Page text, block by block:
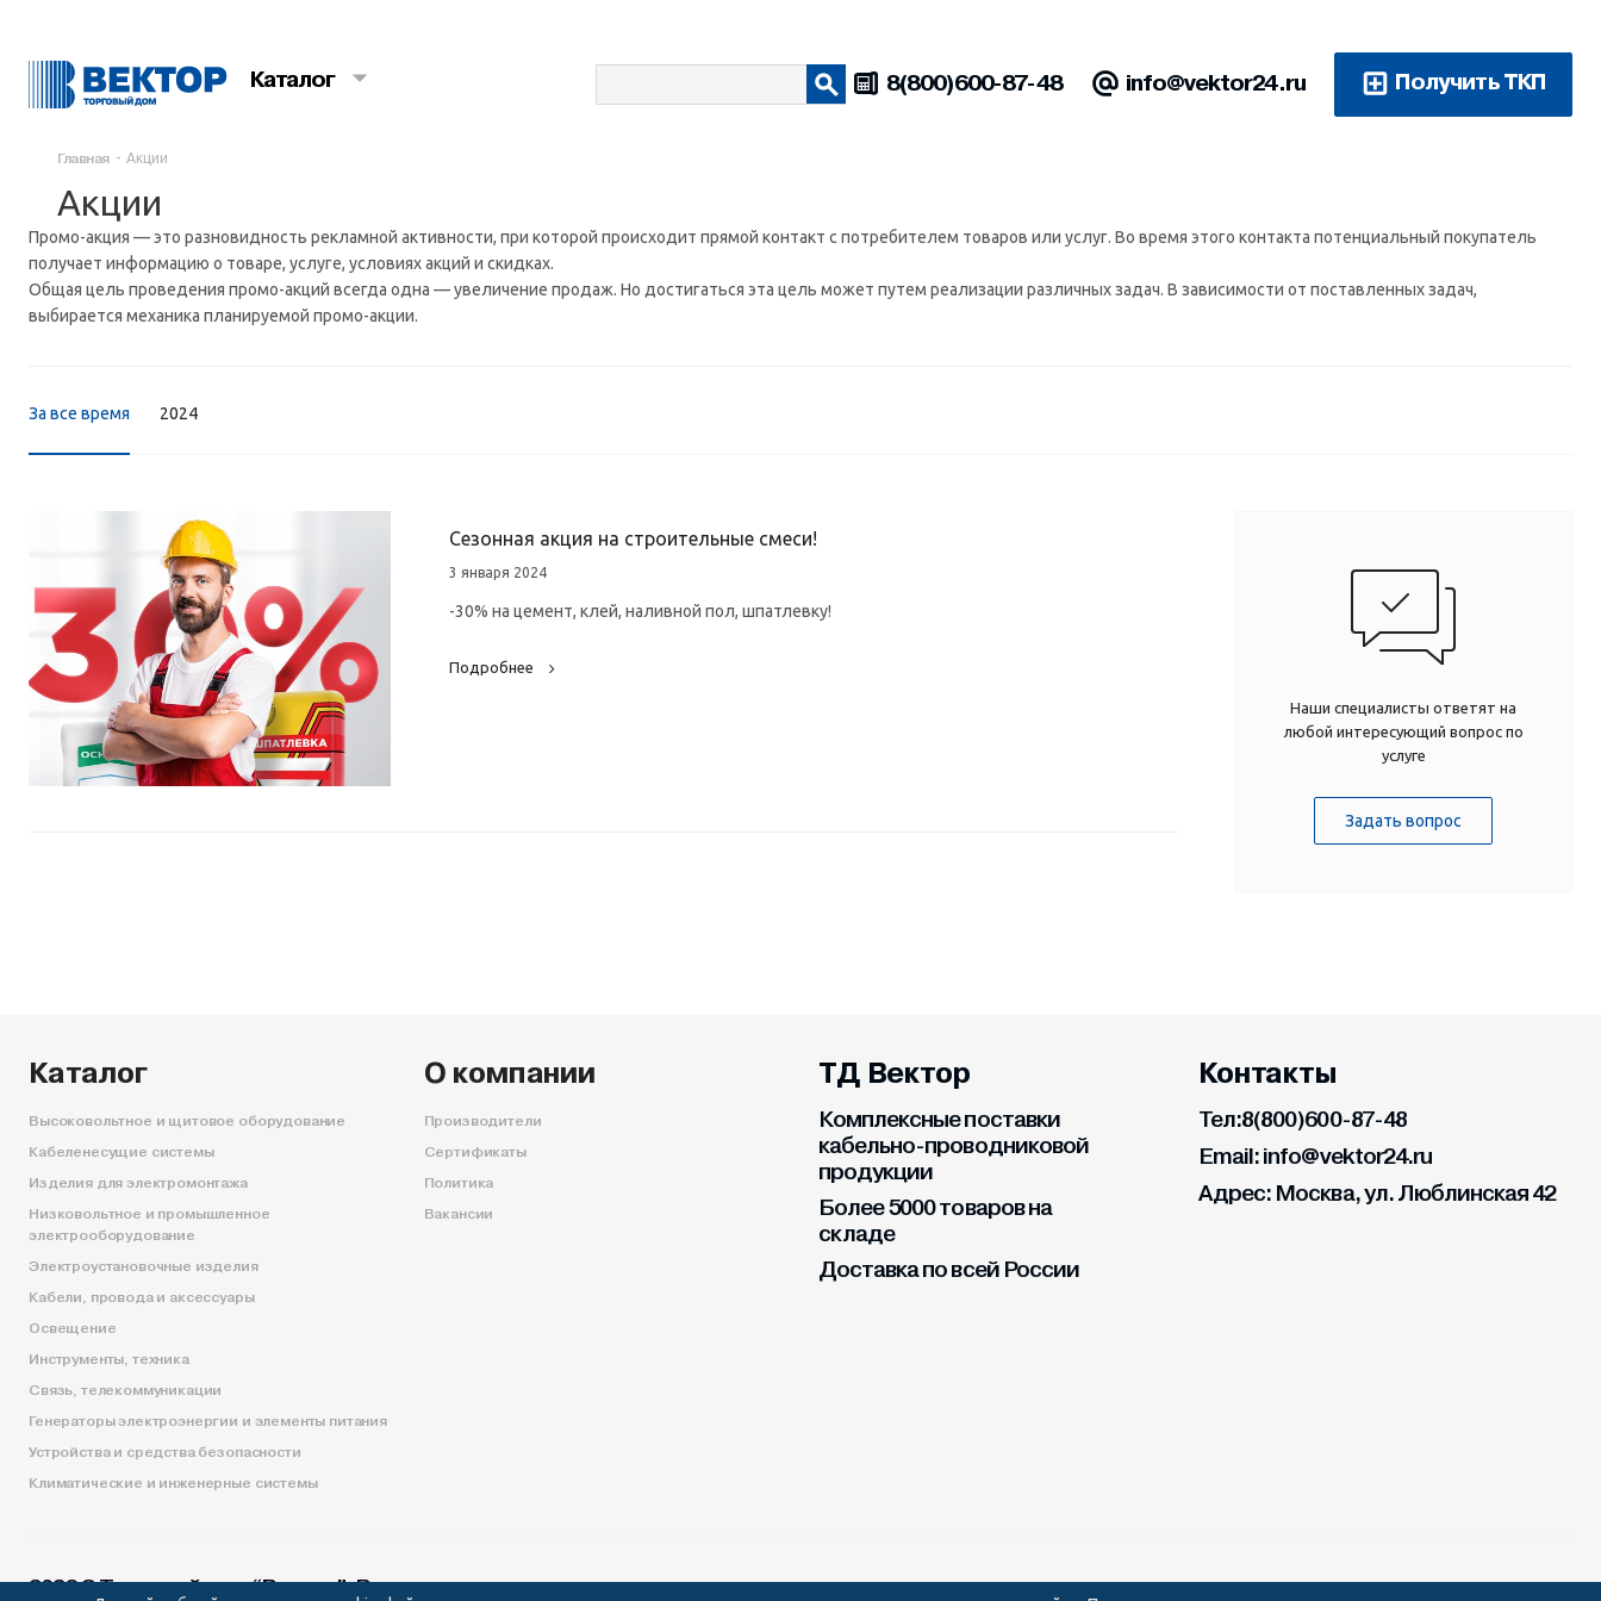
Получить ТКП
info@vektor24.ru
8(800)600-87-48
Каталог
Главная - Акции
Акции
Промо-акция — это разновидность рекламной активности, при которой происходит прямой контакт с потребителем товаров или услуг. Во время этого контакта потенциальный покупатель
получает информацию о товаре, услуге, условиях акций и скидках.
Общая цель проведения промо-акций всегда одна — увеличение продаж. Но достигаться эта цель может путем реализации различных задач. В зависимости от поставленных задач,
выбирается механика планируемой промо-акции.
За все время 2024
Сезонная акция на строительные смеси!
3 января 2024
-30% на цемент, клей, наливной пол, шпатлевку!
Подробнее
Наши специалисты ответят на
любой интересующий вопрос по
услуге
Задать вопрос
Каталог
Высоковольтное и щитовое оборудование
Кабеленесущие системы
Изделия для электромонтажа
Низковольтное и промышленное
электрооборудование
Электроустановочные изделия
Кабели, провода и аксессуары
Освещение
Инструменты, техника
Связь, телекоммуникации
Генераторы электроэнергии и элементы питания
Устройства и средства безопасности
Климатические и инженерные системы
О компании
Производители
Сертификаты
Политика
Вакансии
ТД Вектор
Комплексные поставки
кабельно-проводниковой
продукции
Более 5000 товаров на
складе
Доставка по всей России
Контакты
Тел:8(800)600-87-48
Email:info@vektor24.ru
Адрес: Москва, ул. Люблинская 42
2026 С Торговый дом “Вектор”. Все права защищены.